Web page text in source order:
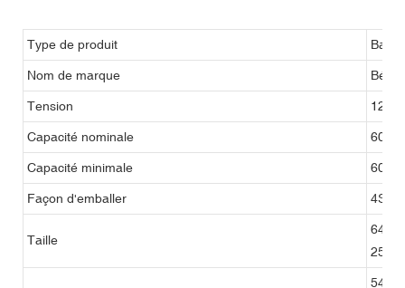
Type de produit
Nom de marque
Tension 12.8V
Capacité nominale
Capacité minimale
Façon d'emballer 4S2P
Taille
54